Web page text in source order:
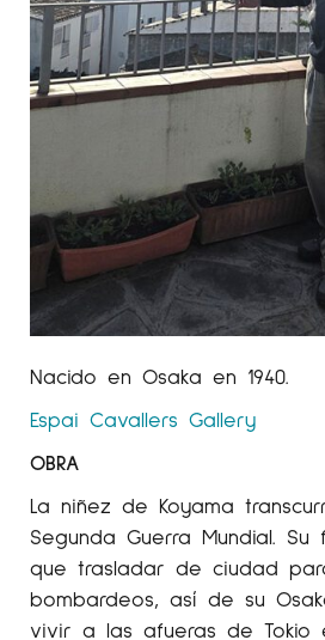
Nacido en Osaka en 1940.
Espai Cavallers Gallery
OBRA
La niñez de Koyama
Segunda Guerra Mundial.
que trasladar de ciudad
bombardeos, así de su
vivir a las afueras de Tokio